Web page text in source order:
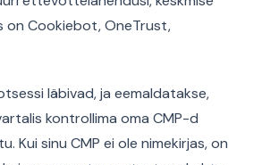
on Cookiebot, OneTrust,
läbivad, ja eemaldatakse,
kontrollima oma CMP-d
Kui sinu CMP ei ole nimekirjas, on